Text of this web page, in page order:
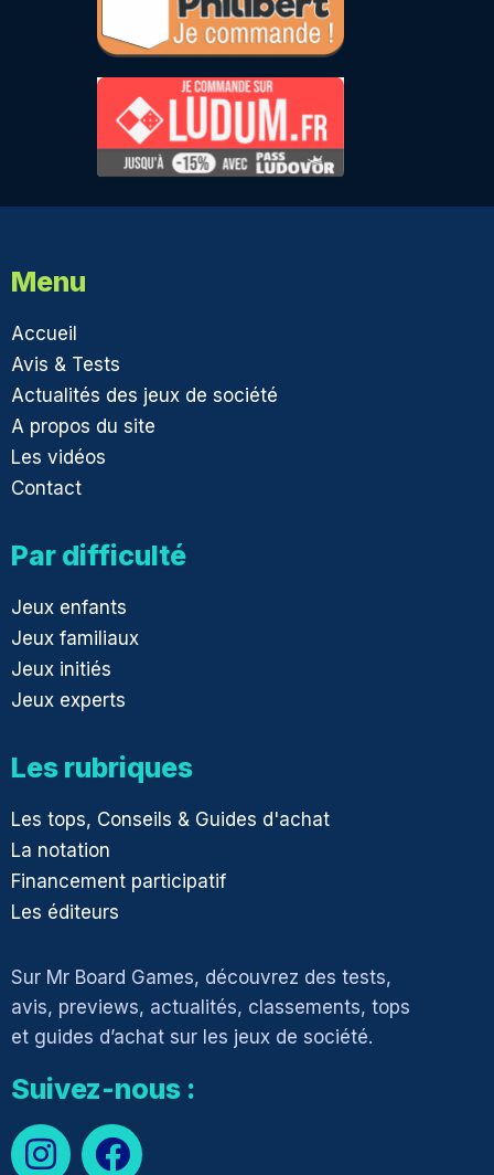
Menu
Accueil
Avis & Tests
Actualités des jeux de société
A propos du site
Les vidéos
Contact
Par difficulté
Jeux enfants
Jeux familiaux
Jeux initiés
Jeux experts
Les rubriques
Les tops, Conseils & Guides d'achat
La notation
Financement participatif
Les éditeurs
Sur Mr Board Games, découvrez des tests,
avis, previews, actualités, classements, tops
et guides d’achat sur les jeux de société.
Suivez-nous :